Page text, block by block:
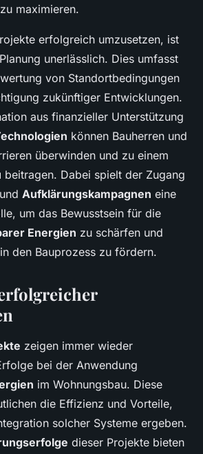
zu maximieren.
erfolgreich umzusetzen, ist
unerlässlich. Dies umfasst
von Standortbedingungen
zukünftiger Entwicklungen.
aus finanzieller Unterstützung
können Bauherren und
überwinden und zu einem
beitragen. Dabei spielt der Zugang
Aufklärungskampagnen eine
um das Bewusstsein für die
Energien zu schärfen und
den Bauprozess zu fördern.
zeigen immer wieder
bei der Anwendung
im Wohnungsbau. Diese
die Effizienz und Vorteile,
solcher Systeme ergeben.
dieser Projekte bieten